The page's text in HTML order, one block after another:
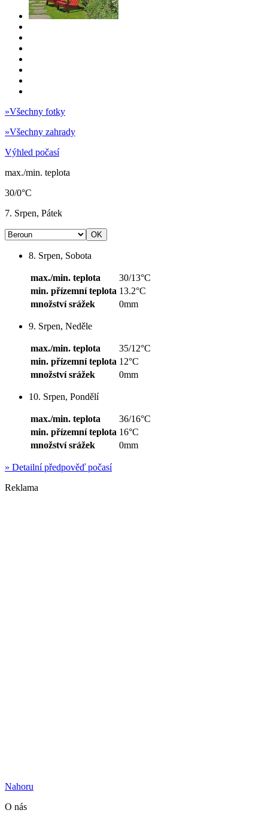
»Všechny fotky
»Všechny zahrady
Výhled počasí
max./min. teplota
30/0°C
7. Srpen, Pátek
8. Srpen, Sobota
max./min. teplota
30/13°C
min. přízemní teplota 13.2°C
množství srážek
0mm
9. Srpen, Neděle
max./min. teplota
35/12°C
min. přízemní teplota 12°C
množství srážek
0mm
10. Srpen, Pondělí
max./min. teplota
36/16°C
min. přízemní teplota 16°C
množství srážek
0mm
» Detailní předpověď počasí
Reklama
Nahoru
O nás